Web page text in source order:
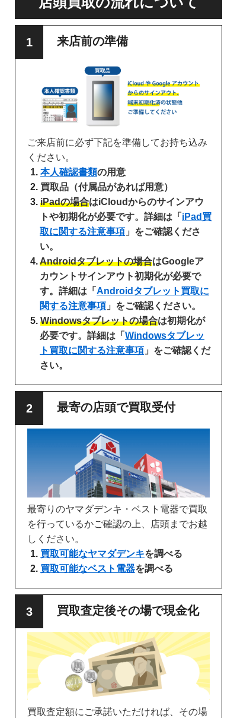
来店前の準備
ご来店前に必ず下記を準備してお持ち込み
ください。
本人確認書類の用意
買取品（付属品があれば用意）
iPadの場合はiCloudからのサインアウ
トや初期化が必要です。詳細は「 iPad買
取に関する注意事項 」をご確認くださ
い。
Androidタブレットの場合はGoogleア
カウントサインアウト初期化が必要で
す。詳細は「 Androidタブレット買取に
関する注意事項 」をご確認ください。
Windowsタブレットの場合は初期化が
必要です。詳細は「 Windowsタブレッ
ト買取に関する注意事項 」をご確認くだ
さい。
最寄の店頭で買取受付
最寄りのヤマダデンキ・ベスト電器で買取
を行っているかご確認の上、店頭までお越
しください。
買取可能なヤマダデンキを調べる
買取可能なベスト電器を調べる
買取査定後その場で現金化
買取査定額にご承諾いただければ、その場